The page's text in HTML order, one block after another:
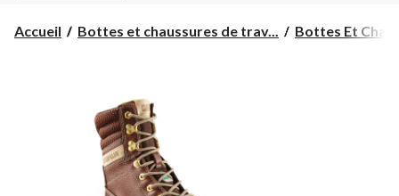
changer
Accueil Bottes et chaussures de trav... Bottes Et